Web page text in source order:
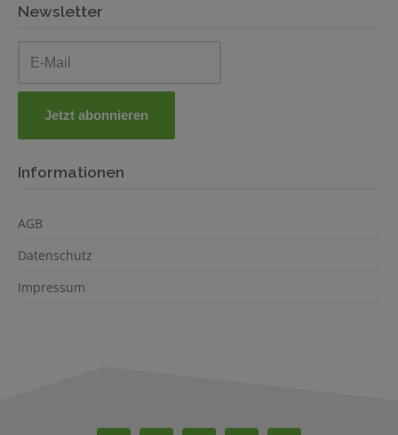
Newsletter
Informationen
AGB
Datenschutz
Impressum